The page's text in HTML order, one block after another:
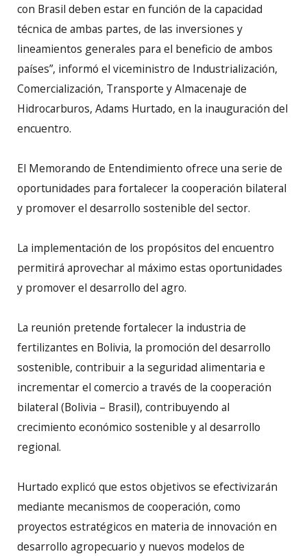
con Brasil deben estar en función de la capacidad
técnica de ambas partes, de las inversiones y
lineamientos generales para el beneficio de ambos
países”, informó el viceministro de Industrialización,
Comercialización, Transporte y Almacenaje de
Hidrocarburos, Adams Hurtado, en la inauguración del
encuentro.
El Memorando de Entendimiento ofrece una serie de
oportunidades para fortalecer la cooperación bilateral
y promover el desarrollo sostenible del sector.
La implementación de los propósitos del encuentro
permitirá aprovechar al máximo estas oportunidades
y promover el desarrollo del agro.
La reunión pretende fortalecer la industria de
fertilizantes en Bolivia, la promoción del desarrollo
sostenible, contribuir a la seguridad alimentaria e
incrementar el comercio a través de la cooperación
bilateral (Bolivia – Brasil), contribuyendo al
crecimiento económico sostenible y al desarrollo
regional.
Hurtado explicó que estos objetivos se efectivizarán
mediante mecanismos de cooperación, como
proyectos estratégicos en materia de innovación en
desarrollo agropecuario y nuevos modelos de